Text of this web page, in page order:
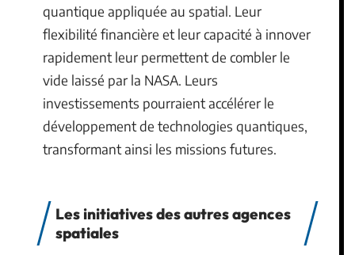
quantique appliquée au spatial. Leur
flexibilité financière et leur capacité à innover
rapidement leur permettent de combler le
vide laissé par la NASA. Leurs
investissements pourraient accélérer le
développement de technologies quantiques,
transformant ainsi les missions futures.
Les initiatives des autres agences
spatiales